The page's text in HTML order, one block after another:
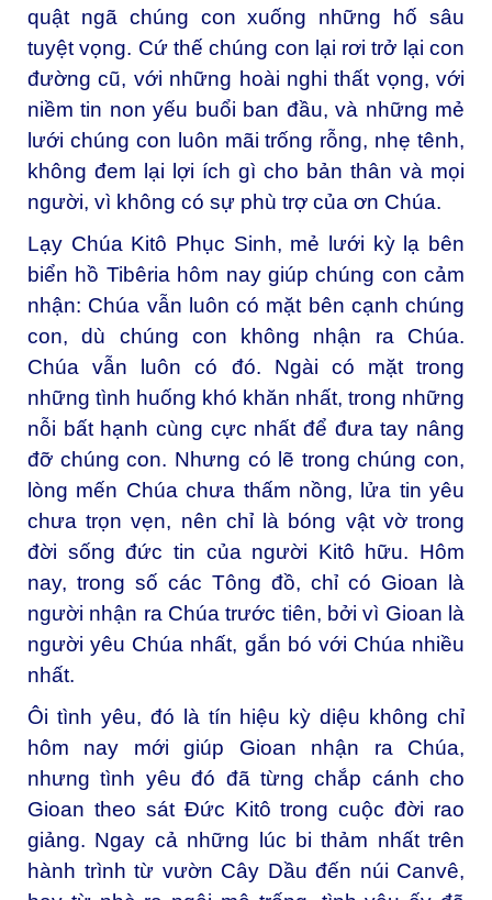
quật ngã chúng con xuống những hố sâu
tuyệt vọng. Cứ thế chúng con lại rơi trở lại con
đường cũ, với những hoài nghi thất vọng, với
niềm tin non yếu buổi ban đầu, và những mẻ
lưới chúng con luôn mãi trống rỗng, nhẹ tênh,
không đem lại lợi ích gì cho bản thân và mọi
người, vì không có sự phù trợ của ơn Chúa.
Lạy Chúa Kitô Phục Sinh, mẻ lưới kỳ lạ bên
biển hồ Tibêria hôm nay giúp chúng con cảm
nhận: Chúa vẫn luôn có mặt bên cạnh chúng
con, dù chúng con không nhận ra Chúa.
Chúa vẫn luôn có đó. Ngài có mặt trong
những tình huống khó khăn nhất, trong những
nỗi bất hạnh cùng cực nhất để đưa tay nâng
đỡ chúng con. Nhưng có lẽ trong chúng con,
lòng mến Chúa chưa thấm nồng, lửa tin yêu
chưa trọn vẹn, nên chỉ là bóng vật vờ trong
đời sống đức tin của người Kitô hữu. Hôm
nay, trong số các Tông đồ, chỉ có Gioan là
người nhận ra Chúa trước tiên, bởi vì Gioan là
người yêu Chúa nhất, gắn bó với Chúa nhiều
nhất.
Ôi tình yêu, đó là tín hiệu kỳ diệu không chỉ
hôm nay mới giúp Gioan nhận ra Chúa,
nhưng tình yêu đó đã từng chắp cánh cho
Gioan theo sát Đức Kitô trong cuộc đời rao
giảng. Ngay cả những lúc bi thảm nhất trên
hành trình từ vườn Cây Dầu đến núi Canvê,